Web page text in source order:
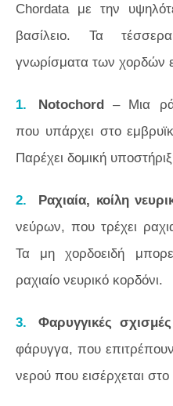
Chordata με την
βασίλειο. Τα
γνωρίσματα των χορδών
Notochord – Μια
που υπάρχει στο
Παρέχει δομική
Ραχιαία, κοίλη
νεύρων, που τρέχει
Τα μη χορδοειδή
ραχιαίο νευρικό κορδόνι.
Φαρυγγικές σχισμές
φάρυγγα, που
νερού που εισέρχεται